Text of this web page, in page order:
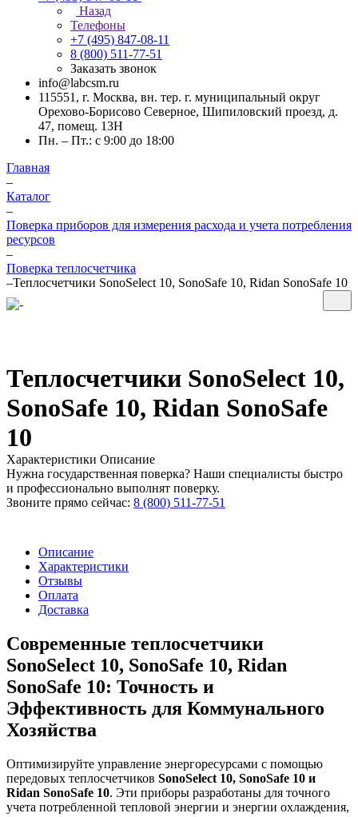
Назад
Телефоны
+7 (495) 847-08-11
8 (800) 511-77-51
Заказать звонок
info@labcsm.ru
115551, г. Москва, вн. тер. г. муниципальный округ
Орехово-Борисово Северное, Шипиловский проезд, д.
47, помещ. 13Н
Пн. – Пт.: с 9:00 до 18:00
Главная
–
Каталог
–
Поверка приборов для измерения расхода и учета потребления
ресурсов
–
Поверка теплосчетчика
–Теплосчетчики SonoSelect 10, SonoSafe 10, Ridan SonoSafe 10
Теплосчетчики SonoSelect 10,
SonoSafe 10, Ridan SonoSafe
10
Характеристики Описание
Нужна государственная поверка? Наши специалисты быстро
и профессионально выполнят поверку.
Звоните прямо сейчас: 8 (800) 511-77-51
Описание
Характеристики
Отзывы
Оплата
Доставка
Современные теплосчетчики
SonoSelect 10, SonoSafe 10, Ridan
SonoSafe 10: Точность и
Эффективность для Коммунального
Хозяйства
Оптимизируйте управление энергоресурсами с помощью
передовых теплосчетчиков SonoSelect 10, SonoSafe 10 и
Ridan SonoSafe 10. Эти приборы разработаны для точного
учета потребленной тепловой энергии и энергии охлаждения,